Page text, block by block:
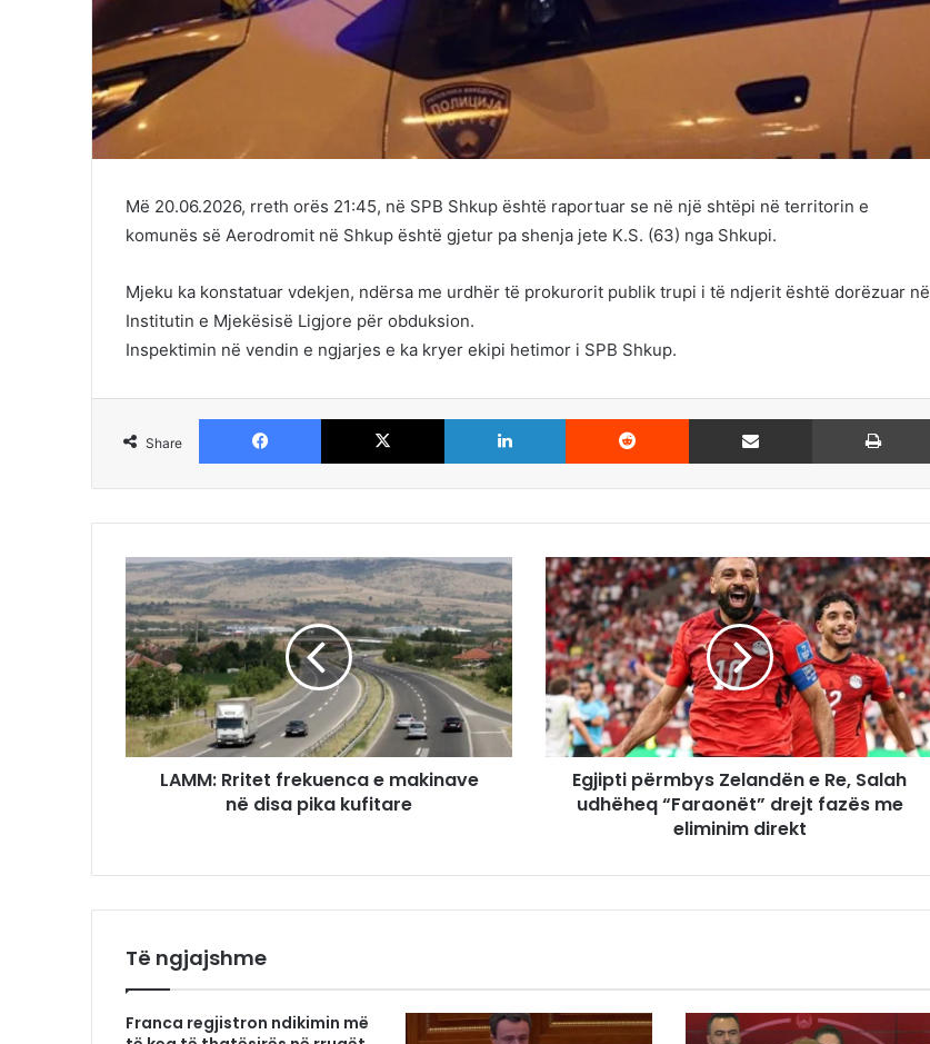
Më 20.06.2026, rreth orës 21:45, në SPB Shkup është raportuar se në një shtëpi në territorin e
komunës së Aerodromit në Shkup është gjetur pa shenja jete K.S. (63) nga Shkupi.
Mjeku ka konstatuar vdekjen, ndërsa me urdhër të prokurorit publik trupi i të ndjerit është dorëzuar në
Institutin e Mjekësisë Ligjore për obduksion.
Inspektimin në vendin e ngjarjes e ka kryer ekipi hetimor i SPB Shkup.
Share
Facebook X LinkedIn Reddit Share via Email
LAMM: Rritet frekuenca e makinave
në disa pika kufitare
Egjipti përmbys Zelandën e Re, Salah
udhëheq “Faraonët” drejt fazës me
eliminim direkt
Të ngjajshme
Franca regjistron ndikimin më